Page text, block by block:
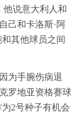
他说意大利人和
己和卡洛斯·阿
其他球员之间
为手腕伤病退
罗地亚资格赛球
2号种子有机会